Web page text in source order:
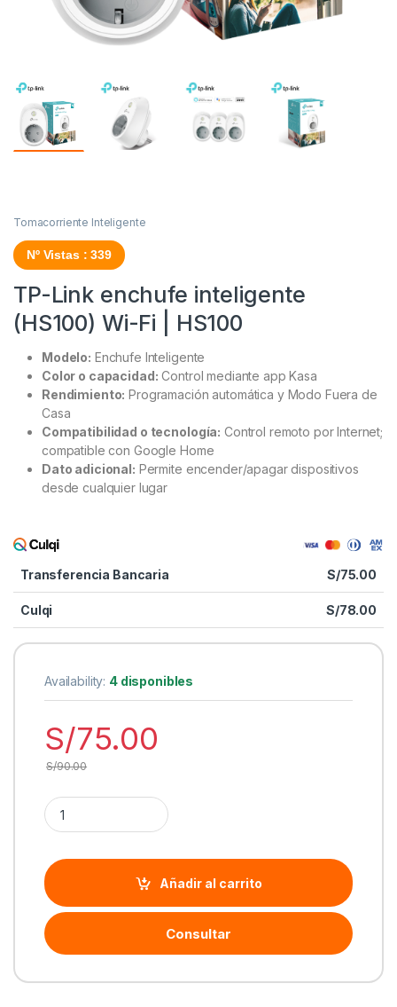
Tomacorriente Inteligente
Nº Vistas : 339
TP-Link enchufe inteligente
(HS100) Wi-Fi | HS100
Modelo: Enchufe Inteligente
Color o capacidad: Control mediante app Kasa
Rendimiento: Programación automática y Modo Fuera de
Casa
Compatibilidad o tecnología: Control remoto por Internet;
compatible con Google Home
Dato adicional: Permite encender/apagar dispositivos
desde cualquier lugar
Transferencia Bancaria S/75.00
Culqi S/78.00
Availability: 4 disponibles
S/75.00
S/90.00
Cantidad TP-Link enchufe inteligente (HS100) Wi-Fi | HS100
Añadir al carrito
Consultar